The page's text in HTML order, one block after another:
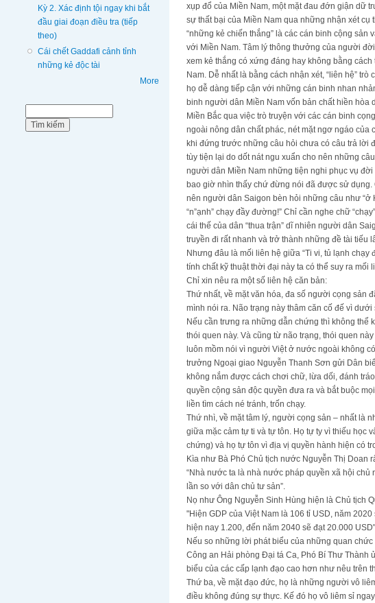
Kỳ 2. Xác định tội ngay khi bắt
đầu giai đoạn điều tra (tiếp
theo)
Cái chết Gaddafi cảnh tỉnh
những kẻ độc tài
More
xụp đổ của Miền Nam, một mặt đau đớn giận dữ
sự thất bại của Miền Nam qua những nhận xét cụ
“những kẻ chiến thắng” là các cán binh cộng
với Miền Nam. Tâm lý thông thưởng của người
xem kẻ thắng có xứng đáng hay không bằng
Nam. Dễ nhất là bằng cách nhận xét, “liên hệ”
họ dễ dàng tiếp cận với những cán binh nhan
binh người dân Miền Nam vốn bản chất hiền hòa
Miền Bắc qua việc trò truyện với các cán binh
ngoài nông dân chất phác, nét mặt ngơ ngáo
khi đứng trước những câu hỏi chưa có câu trả lời
tùy tiện lại do dốt nát ngu xuẩn cho nên những
người dân Miền Nam những tiện nghi phục vụ
bao giờ nhìn thấy chứ đừng nói đã được sử
nên người dân Saigon bèn hỏi những câu như “ở
“n”ạnh” chạy đầy đường!” Chỉ cần nghe chữ
cái thế của dân “thua trận” dĩ nhiên người dân
truyền đi rất nhanh và trở thành những đề tài tiếu
Nhưng đâu là mối liên hệ giữa “Ti vi, tủ lạnh
tính chất kỹ thuật thời đại này ta có thể suy ra mối
Chỉ xin nêu ra một số liên hệ căn bản:
Thứ nhất, về mặt văn hóa, đa số người cọng sản
mình nói ra. Não trạng này thâm căn cố đế vì
Nếu cần trưng ra những dẫn chứng thì không thể
thói quen này. Và cũng từ não trạng, thói quen
luôn mồm nói vì người Việt ở nước ngoài không
trưởng Ngoại giao Nguyễn Thanh Sơn gửi Dân
không nắm được cách chơi chữ, lừa dối, đánh
quyền cộng sản độc quyền đưa ra và bắt buộc
liền tìm cách né tránh, trốn chạy.
Thứ nhì, về mặt tâm lý, người cọng sản – nhất là
giữa mặc cảm tự ti và tự tôn. Họ tự ty vì thiếu học
chứng) và họ tự tôn vì địa vị quyền hành hiện có
Kìa như Bà Phó Chủ tịch nước Nguyễn Thị Doan
“Nhà nước ta là nhà nước pháp quyền xã hội
lần so với dân chủ tư sản”.
Nọ như Ông Nguyễn Sinh Hùng hiện là Chủ tịch
"Hiện GDP của Việt Nam là 106 tỉ USD, năm
hiện nay 1.200, đến năm 2040 sẽ đạt 20.000
Nếu so những lời phát biểu của những quan
Công an Hải phòng Đại tá Ca, Phó Bí Thư Thành
biểu của các cấp lạnh đạo cao hơn như nêu trên
Thứ ba, về mặt đạo đức, họ là những người vô
điều không đúng sự thực. Kế đó họ vô liêm sỉ